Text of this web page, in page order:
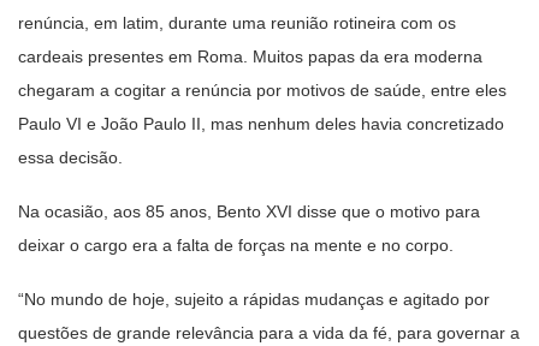
renúncia, em latim, durante uma reunião rotineira com os
cardeais presentes em Roma. Muitos papas da era moderna
chegaram a cogitar a renúncia por motivos de saúde, entre eles
Paulo VI e João Paulo II, mas nenhum deles havia concretizado
essa decisão.
Na ocasião, aos 85 anos, Bento XVI disse que o motivo para
deixar o cargo era a falta de forças na mente e no corpo.
“No mundo de hoje, sujeito a rápidas mudanças e agitado por
questões de grande relevância para a vida da fé, para governar a